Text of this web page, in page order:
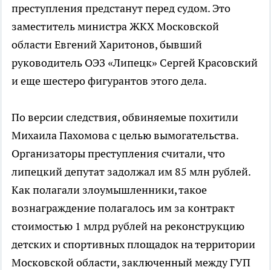
преступления предстанут перед судом. Это
заместитель министра ЖКХ Московской
области Евгений Харитонов, бывший
руководитель ОЭЗ «Липецк» Сергей Красовский
и еще шестеро фигурантов этого дела.
По версии следствия, обвиняемые похитили
Михаила Пахомова с целью вымогательства.
Организаторы преступления считали, что
липецкий депутат задолжал им 85 млн рублей.
Как полагали злоумышленники, такое
вознаграждение полагалось им за контракт
стоимостью 1 млрд рублей на реконструкцию
детских и спортивных площадок на территории
Московской области, заключенный между ГУП